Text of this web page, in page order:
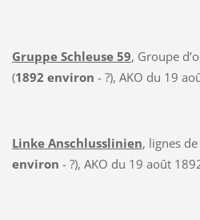
Gruppe Schleuse 59, Groupe
(1892 environ - ?), AKO du 19
Linke Anschlusslinien, lignes
environ - ?), AKO du 19 août